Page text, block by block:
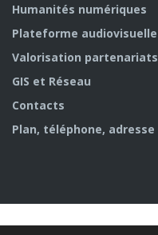
Humanités numériques
Plateforme audiovisuelle
Valorisation partenariats
GIS et Réseau
Contacts
Plan, téléphone, adresse